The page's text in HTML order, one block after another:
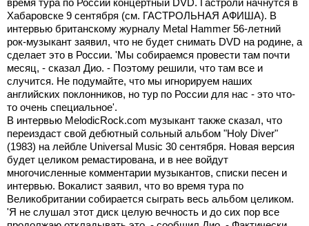
время тура по России концертный DVD. Гастроли начнутся в
Хабаровске 9 сентября (см. ГАСТРОЛЬНАЯ АФИША). В
интервью британскому журналу Metal Hammer 56-летний
рок-музыкант заявил, что не будет снимать DVD на родине, а
сделает это в России. 'Мы собираемся провести там почти
месяц, - сказал Дио. - Поэтому решили, что там все и
случится. Не подумайте, что мы игнорируем наших
английских поклонников, но тур по России для нас - это что-
то очень специальное'.
В интервью MelodicRock.com музыкант также сказал, что
переиздаст свой дебютный сольный альбом "Holy Diver"
(1983) на лейбле Universal Music 30 сентября. Новая версия
будет целиком ремастирована, и в нее войдут
многочисленные комментарии музыкантов, списки песен и
интервью. Вокалист заявил, что во время тура по
Великобритании собирается сыграть весь альбом целиком.
'Я не слушал этот диск целую вечность и до сих пор все